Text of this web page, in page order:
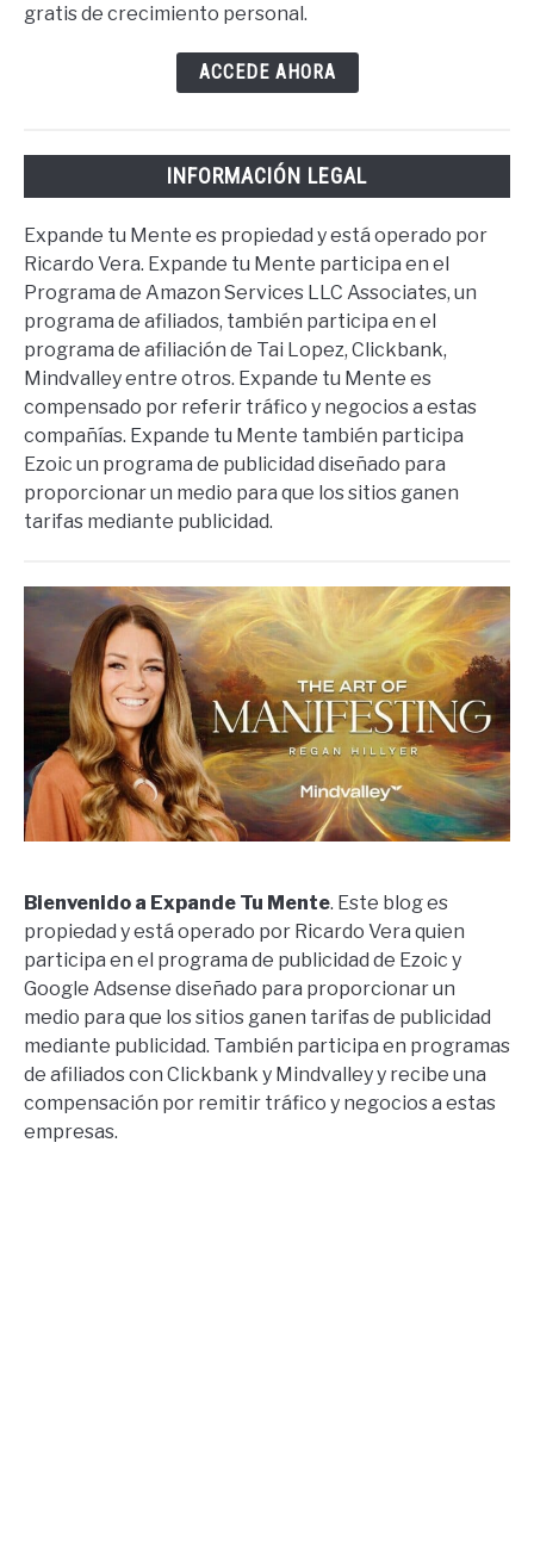
gratis de crecimiento personal.
ACCEDE AHORA
INFORMACIÓN LEGAL
Expande tu Mente es propiedad y está operado por
Ricardo Vera. Expande tu Mente participa en el
Programa de Amazon Services LLC Associates, un
programa de afiliados, también participa en el
programa de afiliación de Tai Lopez, Clickbank,
Mindvalley entre otros. Expande tu Mente es
compensado por referir tráfico y negocios a estas
compañías. Expande tu Mente también participa
Ezoic un programa de publicidad diseñado para
proporcionar un medio para que los sitios ganen
tarifas mediante publicidad.
Bienvenido a Expande Tu Mente. Este blog es
propiedad y está operado por Ricardo Vera quien
participa en el programa de publicidad de Ezoic y
Google Adsense diseñado para proporcionar un
medio para que los sitios ganen tarifas de publicidad
mediante publicidad. También participa en programas
de afiliados con Clickbank y Mindvalley y recibe una
compensación por remitir tráfico y negocios a estas
empresas.